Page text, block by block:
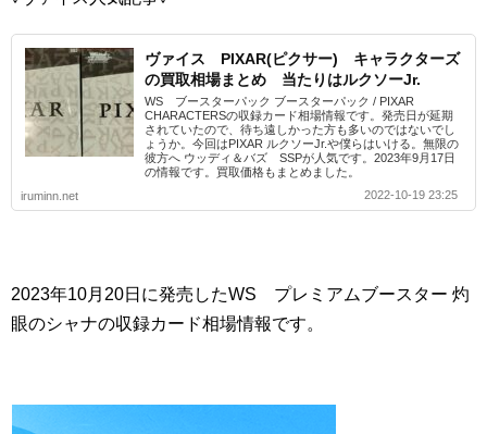
ヴァイス PIXAR(ピクサー) キャラクターズ
の買取相場まとめ 当たりはルクソーJr.
WS ブースターパック ブースターパック / PIXAR
CHARACTERSの収録カード相場情報です。発売日が延期
されていたので、待ち遠しかった方も多いのではないでし
ょうか。今回はPIXAR ルクソーJr.や僕らはいける。無限の
彼方へ ウッディ＆バズ SSPが人気です。2023年9月17日
の情報です。買取価格もまとめました。
iruminn.net
2022-10-19 23:25
2023年10月20日に発売したWS プレミアムブースター 灼
眼のシャナの収録カード相場情報です。